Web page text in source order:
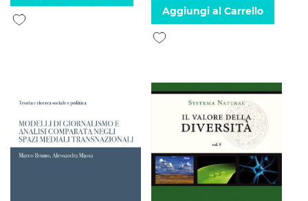
Aggiungi alla lista desideri Aggiungi al Carrello
Aggiungi alla lista desideri